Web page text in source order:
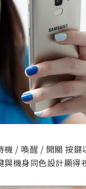
機 / 喚醒 / 開關 按鍵
與機身同色設計顯得